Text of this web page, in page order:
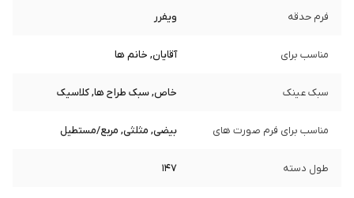
فرم حدقه ویفرر
مناسب برای آقایان, خانم ها
سبک عینک خاص, سبک طراح ها, کلاسیک
مناسب برای فرم صورت های بیضی, مثلثی, مربع/مستطیل
طول دسته 147